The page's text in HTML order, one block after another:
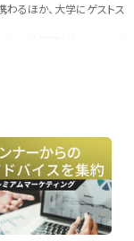
るほか、大学にゲストス
学附属武蔵野女子高等学
げる手段として、職場に
施策について進言するこ
しすることに力を入れて